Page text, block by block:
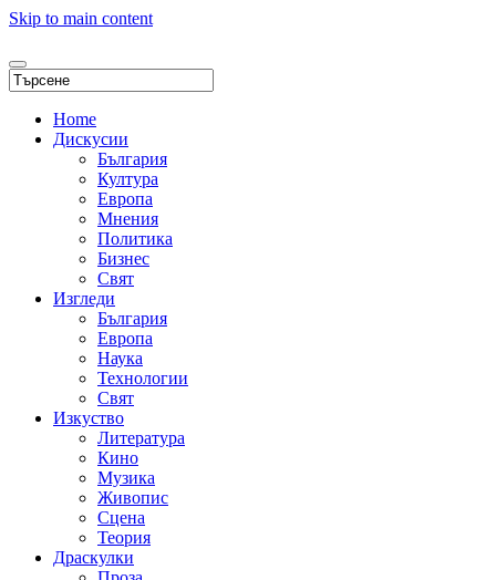
Skip to main content
Home
Дискусии
България
Култура
Европа
Мнения
Политика
Бизнес
Свят
Изгледи
България
Европа
Наука
Технологии
Свят
Изкуство
Литература
Кино
Музика
Живопис
Сцена
Теория
Драскулки